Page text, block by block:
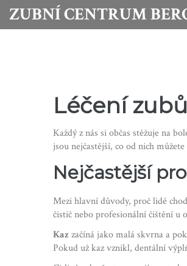
ZUBNÍ CENTRUM
Léčení
Každý z nás si občas stěžuje na
jsou nejčastější, co od nich
Nejčastější
Mezi hlavní důvody, proč lidé
čistič nebo profesionální čištění u
Kazzačíná jako malá skvrna a
Pokud už kaz vznikl, dentální